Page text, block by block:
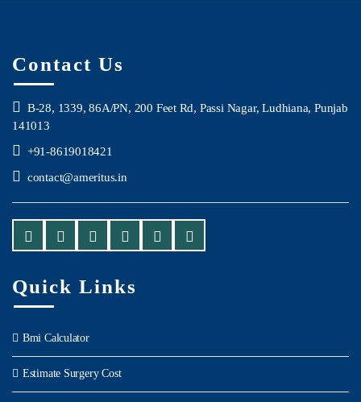
Contact Us
B-28, 1339, 86A/PN, 200 Feet Rd, Passi Nagar, Ludhiana, Punjab
141013
+91-8619018421
contact@ameritus.in
Quick Links
Bmi Calculator
Estimate Surgery Cost